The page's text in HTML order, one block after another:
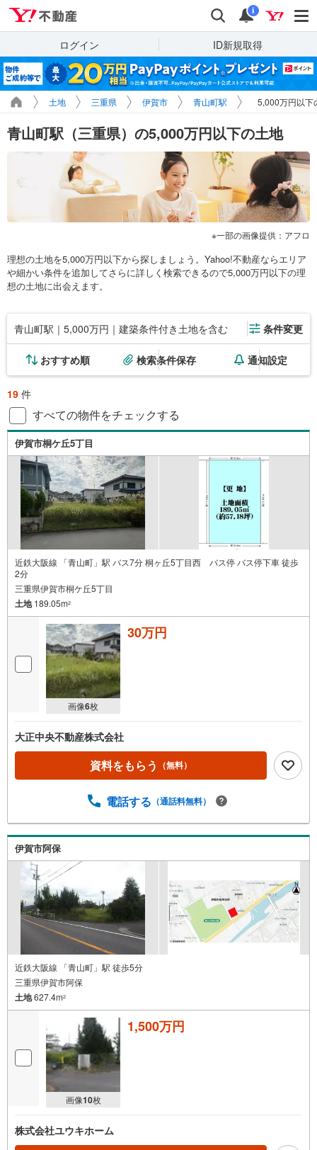
検索 通知
i
ログイン ID新規取得
土地 三重県 伊賀市 青山町駅 5,000万円以下
青山町駅（三重県）の5,000万円以下の土地
一部の画像提供：アフロ
理想の土地を5,000万円以下から探しましょう。Yahoo!不動産ならエリア
や細かい条件を追加してさらに詳しく検索できるので5,000万円以下の理
想の土地に出会えます。
青山町駅｜5,000万円｜建築条件付き土地を含む 条件変更
おすすめ順 検索条件保存 通知設定
19 件
すべての物件をチェックする
伊賀市桐ケ丘5丁目
近鉄大阪線 「青山町」駅 バス7分 桐ヶ丘5丁目西 バス停 バス停下車 徒歩
2分
三重県伊賀市桐ケ丘5丁目
土地189.05m2
画像6枚
30万円
大正中央不動産株式会社
資料をもらう （無料）
電話する （通話料無料）
伊賀市阿保
近鉄大阪線 「青山町」駅 徒歩5分
三重県伊賀市阿保
土地627.4m2
画像10枚
1,500万円
株式会社ユウキホーム